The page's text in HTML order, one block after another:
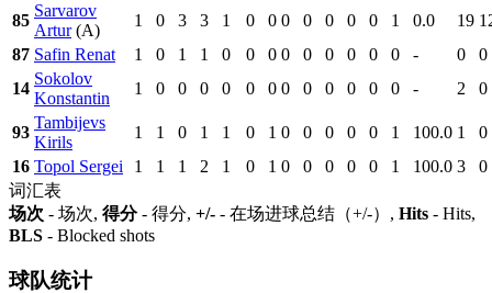
85
Sarvarov
Artur(A)
1 0 3 3 1 0 0 0 0 0 0 0 1 0.0 19
87 Safin Renat 1 0 1 1 0 0 0 0 0 0 0 0 0 - 0
0
14
Sokolov
Konstantin
1 0 0 0 0 0 0 0 0 0 0 0 0 - 2 0
93
Tambijevs
Kirils
1 1 0 1 1 0 1 0 0 0 0 0 1 100.0 1
0
16 Topol Sergei 1 1 1 2 1 0 1 0 0 0 0 0 1 100.0 3
0
词汇表
场次 - 场次, 得分- 得分, +/- - 在场进球总结（+/-）, Hits - Hits,
BLS - Blocked shots
球队统计